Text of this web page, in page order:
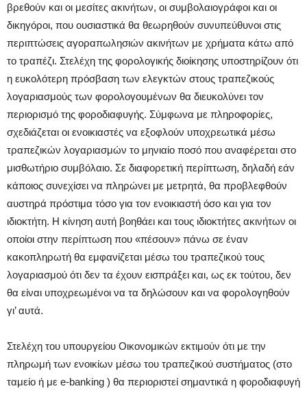
βρεθούν και οι μεσίτες ακινήτων, οι συμβολαιογράφοι και οι
δικηγόροι, που ουσιαστικά θα θεωρηθούν συνυπεύθυνοι στις
περιπτώσεις αγοραπωλησιών ακινήτων με χρήματα κάτω από
το τραπέζι. Στελέχη της φορολογικής διοίκησης υποστηρίζουν ότι
η ευκολότερη πρόσβαση των ελεγκτών στους τραπεζικούς
λογαριασμούς των φορολογουμένων θα διευκολύνει τον
περιορισμό της φοροδιαφυγής. Σύμφωνα με πληροφορίες,
σχεδιάζεται οι ενοικιαστές να εξοφλούν υποχρεωτικά μέσω
τραπεζικών λογαριασμών το μηνιαίο ποσό που αναφέρεται στο
μισθωτήριο συμβόλαιο. Σε διαφορετική περίπτωση, δηλαδή εάν
κάποιος συνεχίσει να πληρώνει με μετρητά, θα προβλεφθούν
αυστηρά πρόστιμα τόσο για τον ενοικιαστή όσο και για τον
ιδιοκτήτη. Η κίνηση αυτή βοηθάει και τους ιδιοκτήτες ακινήτων οι
οποίοι στην περίπτωση που «πέσουν» πάνω σε έναν
κακοπληρωτή θα εμφανίζεται μέσω του τραπεζικού τους
λογαριασμού ότι δεν τα έχουν εισπράξει και, ως εκ τούτου, δεν
θα είναι υποχρεωμένοι να τα δηλώσουν και να φορολογηθούν
γι’ αυτά.
Στελέχη του υπουργείου Οικονομικών εκτιμούν ότι με την
πληρωμή των ενοικίων μέσω του τραπεζικού συστήματος (στο
ταμείο ή με e-banking ) θα περιοριστεί σημαντικά η φοροδιαφυγή